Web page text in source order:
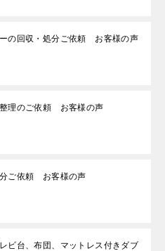
の回収・処分ご依頼 お客様の声
理のご依頼 お客様の声
ご依頼 お客様の声
ビ台、布団、マットレス付きダブ